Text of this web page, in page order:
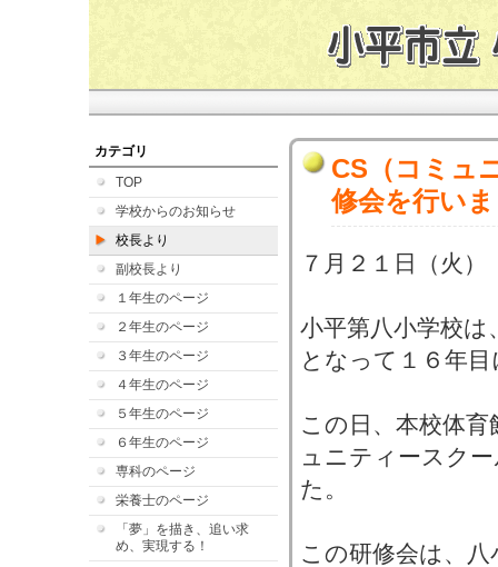
カテゴリ
TOP
学校からのお知らせ
校長より
副校長より
１年生のページ
２年生のページ
３年生のページ
４年生のページ
５年生のページ
６年生のページ
専科のページ
栄養士のページ
「夢」を描き、追い求
め、実現する！
CS（コミュ
修会を行い
７月２１日（火）
小平第八小学校
となって１６年
この日、本校体
ュニティースク
た。
この研修会は、